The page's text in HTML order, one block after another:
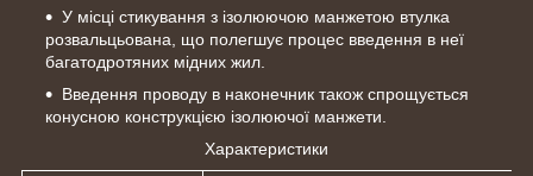
У місці стикування з ізолюючою манжетою втулка
розвальцьована, що полегшує процес введення в неї
багатодротяних мідних жил.
Введення проводу в наконечник також спрощується
конусною конструкцією ізолюючої манжети.
Характеристики